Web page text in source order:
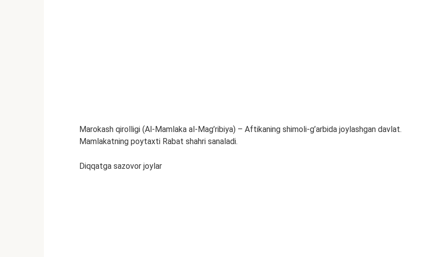
Marokash qirolligi (Al-Mamlaka al-Mag’ribiya) – Aftikaning shimoli-g’arbida joylashgan davlat.
Mamlakatning poytaxti Rabat shahri sanaladi.
Diqqatga sazovor joylar